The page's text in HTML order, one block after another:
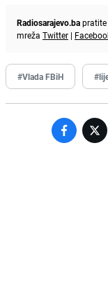
Radiosarajevo.ba
mreža Twitter |
#Vlada FBiH